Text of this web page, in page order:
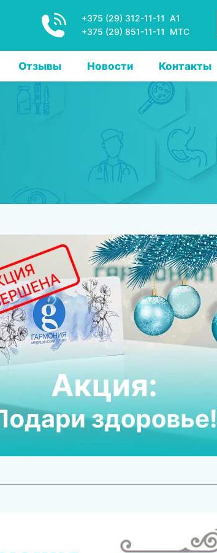
+375 (29) 312-11-11 A1
+375 (29) 851-11-11 МТС
Отзывы Новости Контакты